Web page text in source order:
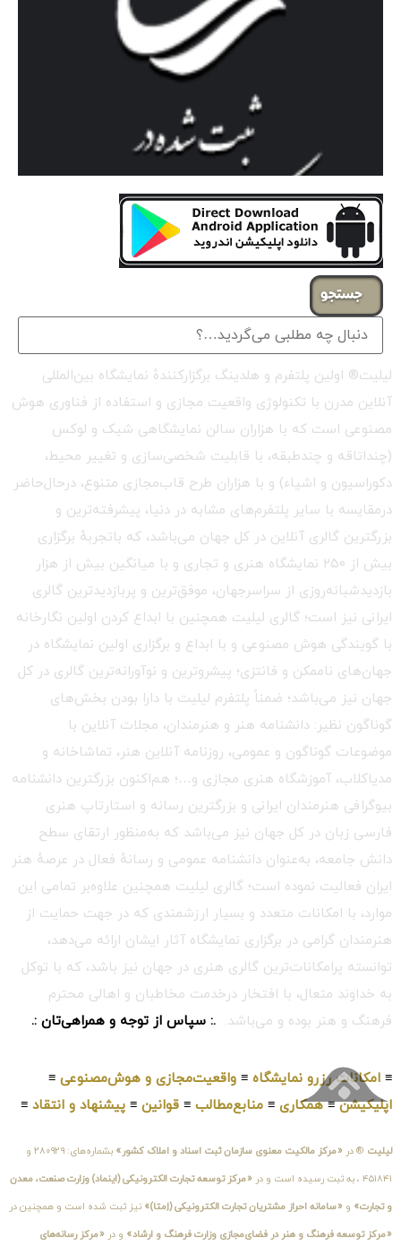
جستجو
لیلیت® اولین پلتفرم و هلدینگ برگزارکنندهٔ نمایشگاه بین‌المللی
آنلاین مدرن با تکنولوژی واقعیت مجازی و استفاده از فناوری هوش
مصنوعی است که با هزاران سالن نمایشگاهی شیک و لوکس
(چنداتاقه و چندطبقه، با قابلیت شخصی‌سازی و تغییر محیط،
دکوراسیون و اشیاء) و با هزاران طرح قاب‌مجازی متنوع، درحال‌حاضر
درمقایسه با سایر پلتفرم‌های مشابه در دنیا، پیشرفته‌ترین و
بزرگترین گالری آنلاین در کل جهان می‌باشد، که باتجربهٔ برگزاری
بیش از ۲۵۰ نمایشگاه هنری و تجاری و با میانگین بیش از هزار
بازدیدشبانه‌روزی از سراسرجهان، موفق‌ترین و پربازدیدترین گالری
ایرانی نیز است؛ گالری لیلیت همچنین با ابداع کردن اولین نگارخانه
با گویندگی هوش مصنوعی و با ابداع و برگزاری اولین نمایشگاه در
جهان‌های ناممکن و فانتزی؛ پیشروترین و نوآورانه‌ترین گالری در کل
جهان نیز می‌باشد؛ ضمناً پلتفرم لیلیت با دارا بودن بخش‌های
گوناگون نظیر: دانشنامه هنر و هنرمندان، مجلات آنلاین با
موضوعات گوناگون و عمومی، روزنامه آنلاین هنر، تماشاخانه و
مدیاکلاب، آموزشگاه هنری مجازی و…؛ هم‌اکنون بزرگترین دانشنامه
بیوگرافی هنرمندان ایرانی و بزرگترین رسانه و استارتاپ هنری
فارسی زبان در کل جهان نیز می‌باشد که به‌منظور ارتقای سطح
دانش جامعه، به‌عنوان دانشنامه عمومی و رسانهٔ فعال در عرصهٔ هنر
ایران فعالیت نموده است؛ گالری لیلیت همچنین علاوه‌بر تمامی این
موارد، با امکانات متعدد و بسیار ارزشمندی که در جهت حمایت از
هنرمندان گرامی در برگزاری نمایشگاه آثار ایشان ارائه می‌دهد،
توانسته پرامکانات‌ترین گالری هنری در جهان نیز باشد، که با توکل
به خداوند متعال، با افتخار درخدمت مخاطبان و اهالی محترم
فرهنگ و هنر بوده و می‌باشد. .: سپاس از توجه و همراهی‌تان :.
≡ امکانات رزرو نمایشگاه ≡ واقعیت‌مجازی و هوش‌مصنوعی ≡
اپلیکیشن≡همکاری ≡ منابع‌مطالب ≡ قوانین ≡ پیشنهاد و انتقاد ≡
لیلیت ® در «مرکز مالکیت معنوی سازمان ثبت اسناد و املاک کشور» بشماره‌های: ۲۸۰۹۲۹ و
۴۵۱۸۴۱ ، به ثبت رسیده است و در «مرکز توسعه تجارت الکترونیکی (اینماد) وزارت صنعت، معدن
و تجارت» و «سامانه احراز مشتریان تجارت الکترونیکی (اِمتا)» نیز ثبت شده است و همچنین در
«مرکز توسعه فرهنگ و هنر در فضای‌مجازی وزارت فرهنگ و ارشاد» و در «مرکز رسانه‌های